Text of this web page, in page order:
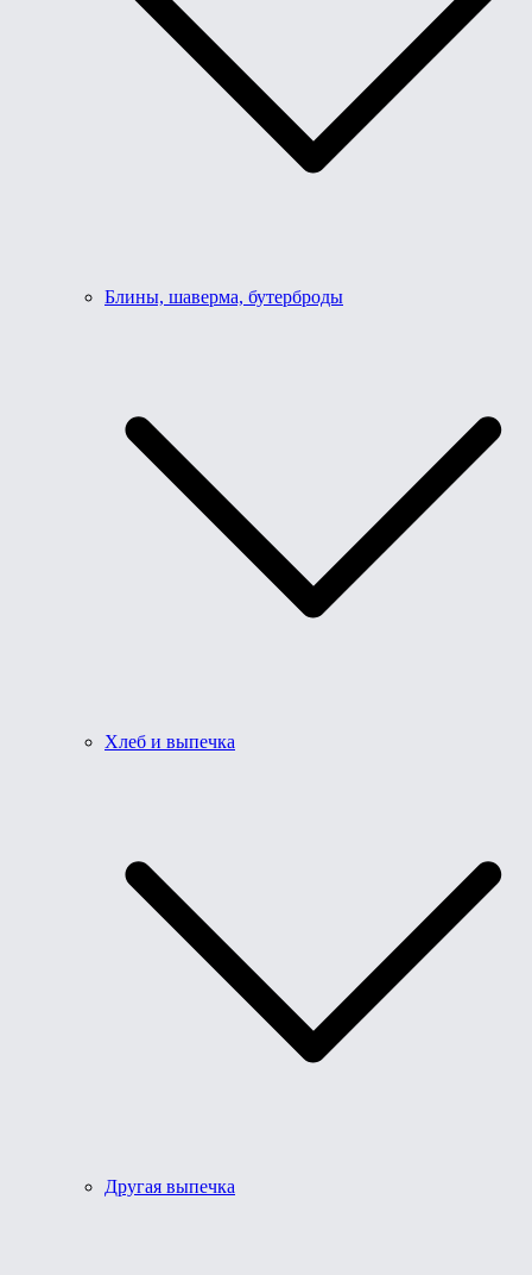
Блины, шаверма, бутерброды
Хлеб и выпечка
Другая выпечка